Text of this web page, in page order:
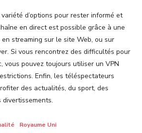
d’options pour rester informé et
en direct est possible grâce à une
streaming sur le site Web, ou sur
Si vous rencontrez des difficultés pour
vous pouvez toujours utiliser un VPN
Enfin, les téléspectateurs
des actualités, du sport, des
Royaume Uni